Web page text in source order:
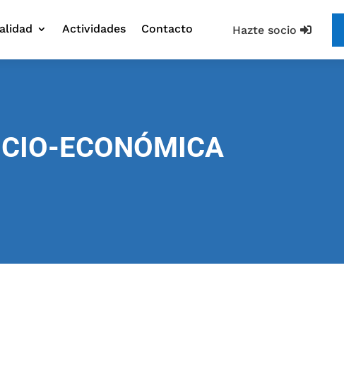
Hazte socio
Actividades Contacto
ECONÓMICA